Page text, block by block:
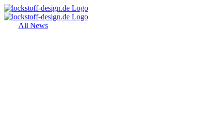
Zum
Inhalt
springenAll News